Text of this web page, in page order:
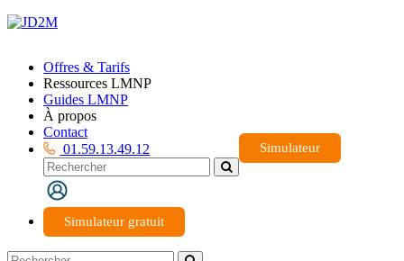
Offres & Tarifs
Ressources LMNP
Guides LMNP
À propos
Contact
01.59.13.49.12
Simulateur gratuit
Simulateur